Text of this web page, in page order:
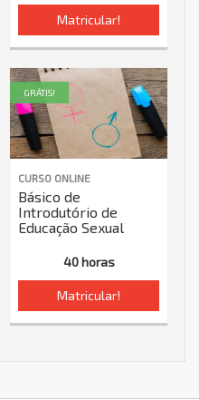
Matricular!
CURSO ONLINE
Básico de
Introdutório de
Educação Sexual
40 horas
Matricular!
GRÁTIS!